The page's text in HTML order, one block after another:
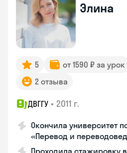
Элина
5 от 1590 ₽ за урок
2 отзыва
ДВГГУ • 2011 г.
Окончила университет
«Перевод и
Проходила стажировку